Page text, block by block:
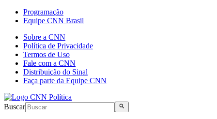
Programação
Equipe CNN Brasil
Sobre a CNN
Política de Privacidade
Termos de Uso
Fale com a CNN
Distribuição do Sinal
Faça parte da Equipe CNN
Buscar